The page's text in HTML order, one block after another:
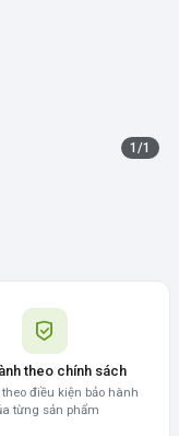
1 /1
theo chính sách
điều kiện bảo hành
từng sản phẩm